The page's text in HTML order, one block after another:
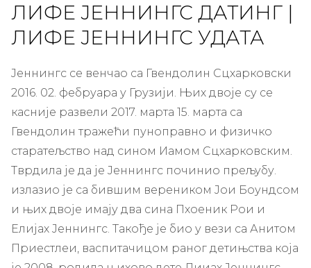
ЛИФЕ ЈЕННИНГС ДАТИНГ |
ЛИФЕ ЈЕННИНГС УДАТА
Јеннингс се венчао са Гвендолин Сцхарковски
2016. 02. фебруара у Грузији. Њих двоје су се
касније развели 2017. марта 15. марта са
Гвендолин тражећи пуноправно и физичко
старатељство над сином Иамом Сцхарковским.
Тврдила је да је Јеннингс починио прељубу.
излазио је са бившим вереником Јои Боундсом
и њих двоје имају два сина Пхоеник Рои и
Елијах Јеннингс. Такође је био у вези са Анитом
Приестлеи, васпитачицом раног детињства која